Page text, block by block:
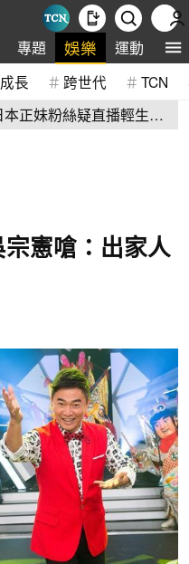
專題 娛樂 運動 全
長 跨世代 TCN
本正妹粉絲疑直播輕生
憲嗆：出家人